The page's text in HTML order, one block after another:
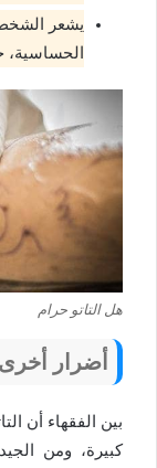
يشعر الشخص
هل التاتو حرام
أضرار أخرى
بين الفقهاء أن
كبيرة، ومن